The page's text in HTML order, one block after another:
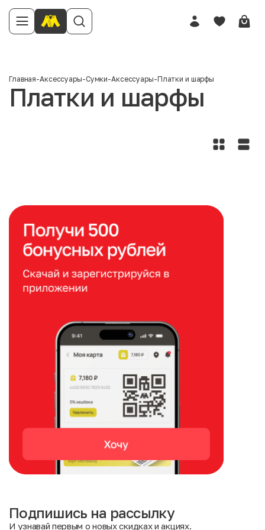
Главная-Аксессуары-Сумки-Аксессуары-Платки и шарфы
Платки и шарфы
Подпишись на рассылку
И узнавай первым о новых скидках и акциях.